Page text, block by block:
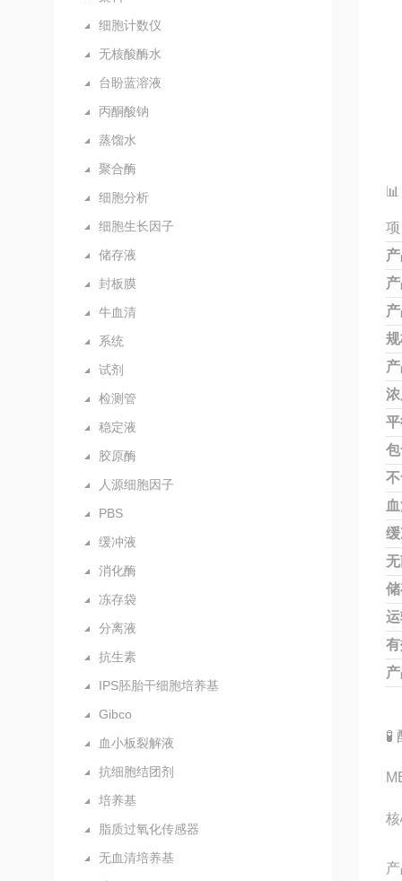
细胞计数仪
无核酸酶水
台盼蓝溶液
丙酮酸钠
蒸馏水
聚合酶
细胞分析
细胞生长因子
储存液
封板膜
牛血清
系统
试剂
检测管
稳定液
胶原酶
人源细胞因子
PBS
缓冲液
消化酶
冻存袋
分离液
抗生素
IPS胚胎干细胞培养基
Gibco
血小板裂解液
抗细胞结团剂
培养基
脂质过氧化传感器
无血清培养基